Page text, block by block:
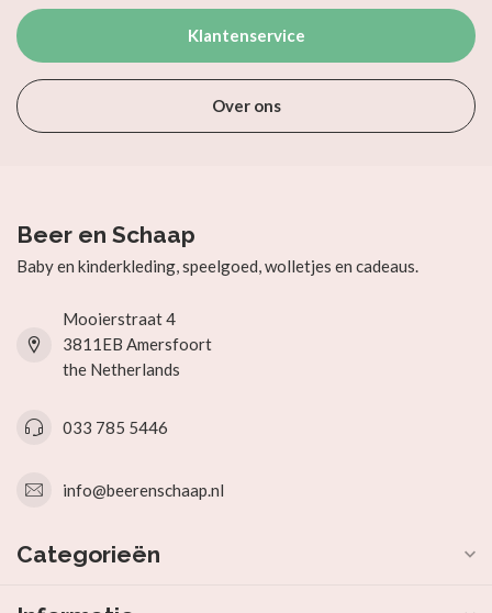
Klantenservice
Over ons
Beer en Schaap
Baby en kinderkleding, speelgoed, wolletjes en cadeaus.
Mooierstraat 4
3811EB Amersfoort
the Netherlands
033 785 5446
info@beerenschaap.nl
Categorieën